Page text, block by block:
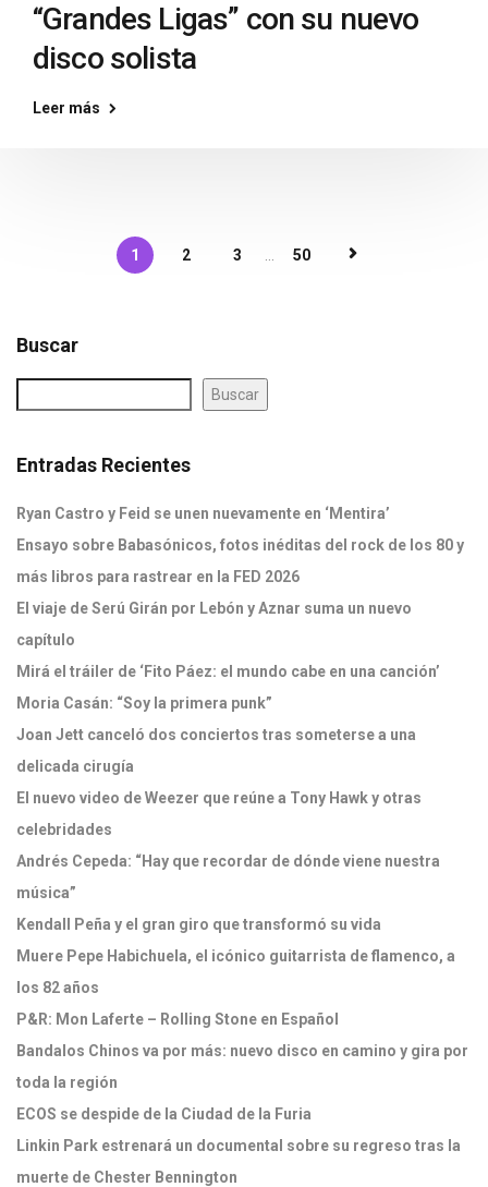
“Grandes Ligas” con su nuevo
disco solista
Leer más
1 2 3 50
Buscar
Buscar
Entradas Recientes
Ryan Castro y Feid se unen nuevamente en ‘Mentira’
Ensayo sobre Babasónicos, fotos inéditas del rock de los 80 y
más libros para rastrear en la FED 2026
El viaje de Serú Girán por Lebón y Aznar suma un nuevo
capítulo
Mirá el tráiler de ‘Fito Páez: el mundo cabe en una canción’
Moria Casán: “Soy la primera punk”
Joan Jett canceló dos conciertos tras someterse a una
delicada cirugía
El nuevo video de Weezer que reúne a Tony Hawk y otras
celebridades
Andrés Cepeda: “Hay que recordar de dónde viene nuestra
música”
Kendall Peña y el gran giro que transformó su vida
Muere Pepe Habichuela, el icónico guitarrista de flamenco, a
los 82 años
P&R: Mon Laferte – Rolling Stone en Español
Bandalos Chinos va por más: nuevo disco en camino y gira por
toda la región
ECOS se despide de la Ciudad de la Furia
Linkin Park estrenará un documental sobre su regreso tras la
muerte de Chester Bennington